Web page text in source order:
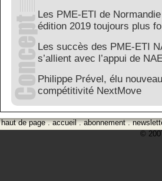
Les PME-ETI de
édition 2019 toujours plus
Les succès des PME-ETI
s’allient avec l’appui de
Philippe Prével, élu
compétitivité NextMove
haut de page.accueil.abonnement.
©